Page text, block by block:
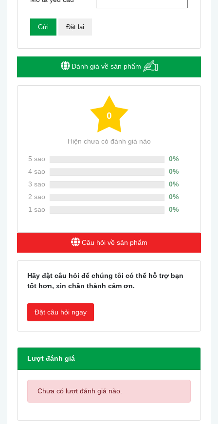
Đánh giá về sản phẩm
0
Hiện chưa có đánh giá nào
5 sao
0%
4 sao
0%
3 sao
0%
2 sao
0%
1 sao
0%
Câu hỏi về sản phẩm
Hãy đặt câu hỏi để chúng tôi có thể hỗ trợ bạn
tốt hơn, xin chân thành cảm ơn.
Đặt câu hỏi ngay
Lượt đánh giá
Chưa có lượt đánh giá nào.